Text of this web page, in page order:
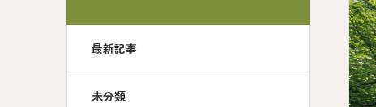
最新記事
未分類